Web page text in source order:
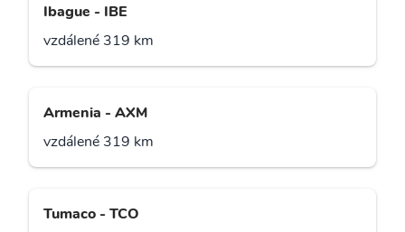
Ibague - IBE
vzdálené 319 km
Armenia - AXM
vzdálené 319 km
Tumaco - TCO